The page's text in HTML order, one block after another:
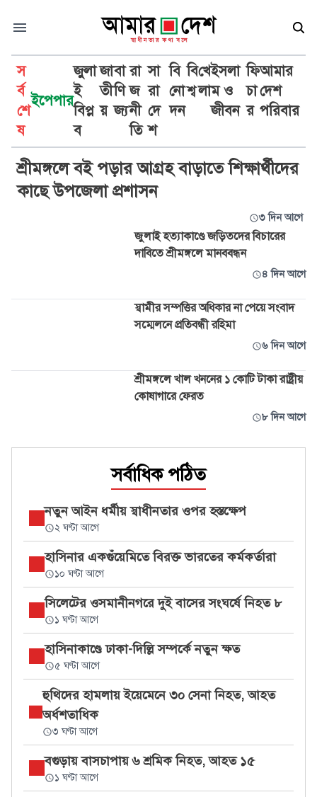
স
র্ব
শে
ষ
ইপেপার
জুলা
ই
বিপ্ল
ব
জা
তী
য়
বা
ণি
জ্য
রা
জ
নী
তি
সা
রা
দে
শ
বি
নো
দন
বি
শ্ব
খে
লা
ইসলা
ম ও
জীবন
ফি
চা
র
আমার
দেশ
পরিবার
শ্রীমঙ্গল
শ্রীমঙ্গলে বই পড়ার আগ্রহ বাড়াতে শিক্ষার্থীদের
কাছে উপজেলা প্রশাসন
৩ দিন আগে
জুলাই হত্যাকাণ্ডে জড়িতদের বিচারের
দাবিতে শ্রীমঙ্গলে মানববন্ধন
৪ দিন আগে
স্বামীর সম্পত্তির অধিকার না পেয়ে সংবাদ
সম্মেলনে প্রতিবন্ধী রহিমা
৬ দিন আগে
শ্রীমঙ্গলে খাল খননের ১ কোটি টাকা রাষ্ট্রীয়
কোষাগারে ফেরত
৮ দিন আগে
সর্বাধিক পঠিত
নতুন আইন ধর্মীয় স্বাধীনতার ওপর হস্তক্ষেপ
২ ঘণ্টা আগে
হাসিনার একগুঁয়েমিতে বিরক্ত ভারতের কর্মকর্তারা
১০ ঘণ্টা আগে
সিলেটের ওসমানীনগরে দুই বাসের সংঘর্ষে নিহত ৮
১ ঘণ্টা আগে
হাসিনাকাণ্ডে ঢাকা-দিল্লি সম্পর্কে নতুন ক্ষত
৫ ঘণ্টা আগে
হুথিদের হামলায় ইয়েমেনে ৩০ সেনা নিহত, আহত
অর্ধশতাধিক
৩ ঘণ্টা আগে
বগুড়ায় বাসচাপায় ৬ শ্রমিক নিহত, আহত ১৫
১ ঘণ্টা আগে